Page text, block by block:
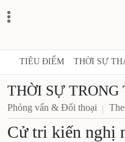
TIÊU ĐIỂM THỜI SỰ
THỜI SỰ TRONG
Phỏng vấn & Đối thoại
Cử tri kiến nghị